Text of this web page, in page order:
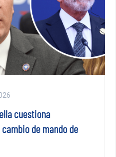
cuestiona
de mando de